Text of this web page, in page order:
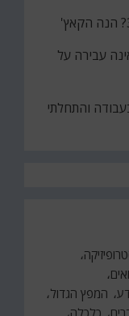
עבירה על
והתחלתי
המפץ הגדול
כלכלה